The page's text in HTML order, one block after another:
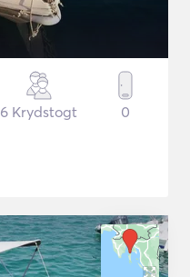
6 Krydstogt 0